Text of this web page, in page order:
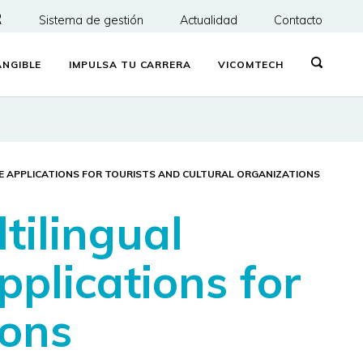
Sistema de gestión Actualidad Contacto
IMPULSA TU CARRERA VICOMTECH
FOR TOURISTS AND CULTURAL ORGANIZATIONS
for